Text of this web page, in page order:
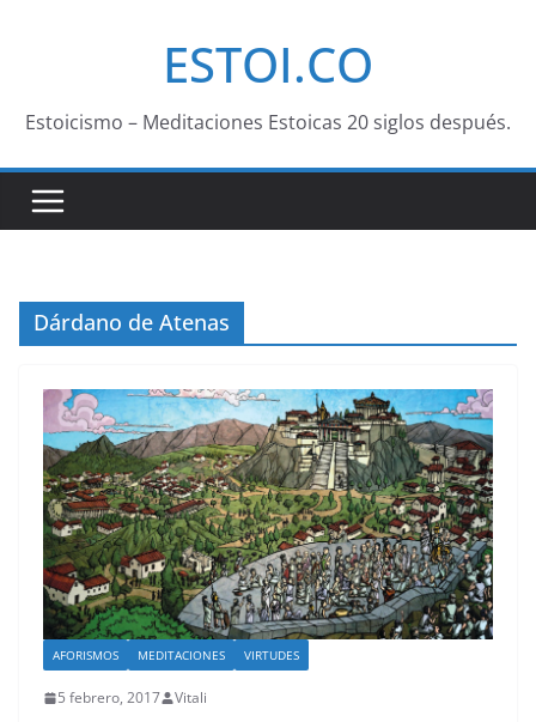
ESTOI.CO
Estoicismo – Meditaciones Estoicas 20 siglos después.
Dárdano de Atenas
AFORISMOS MEDITACIONES VIRTUDES
5 febrero, 2017 Vitali